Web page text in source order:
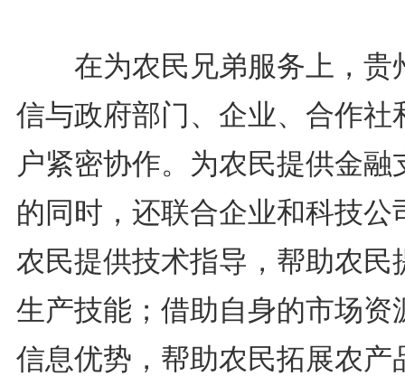
在为农民兄弟服务上，贵
信与政府部门、企业、合作社
户紧密协作。为农民提供金融
的同时，还联合企业和科技公
农民提供技术指导，帮助农民
生产技能；借助自身的市场资
信息优势，帮助农民拓展农产